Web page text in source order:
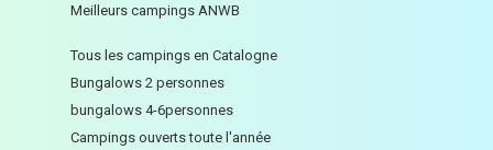
Meilleurs campings ANWB
Tous les campings en Catalogne
Bungalows 2 personnes
bungalows 4-6personnes
Campings ouverts toute l'année